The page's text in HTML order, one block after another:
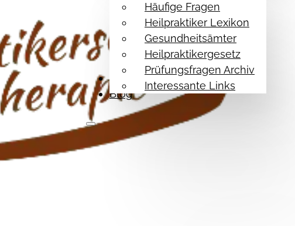
Häufige Fragen
Heilpraktiker Lexikon
Gesundheitsämter
Heilpraktikergesetz
Prüfungsfragen Archiv
Interessante Links
Referenzen
Blog